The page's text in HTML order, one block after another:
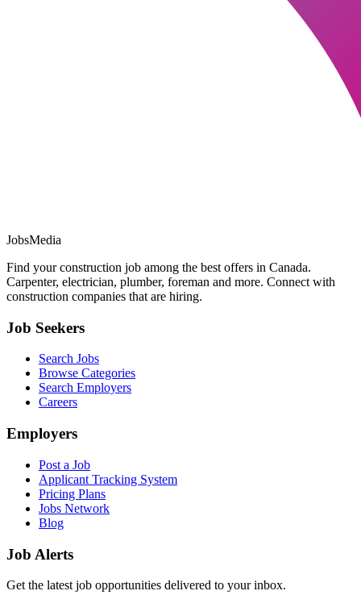
JobsMedia
Find your construction job among the best offers in Canada.
Carpenter, electrician, plumber, foreman and more. Connect with
construction companies that are hiring.
Job Seekers
Search Jobs
Browse Categories
Search Employers
Careers
Employers
Post a Job
Applicant Tracking System
Pricing Plans
Jobs Network
Blog
Job Alerts
Get the latest job opportunities delivered to your inbox.